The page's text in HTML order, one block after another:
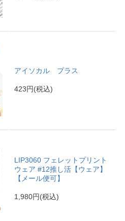
アイソカル プラス
423円(税込)
LIP3060 フェレットプリント
ウェア #12推し活【ウェア】
【メール便可】
1,980円(税込)